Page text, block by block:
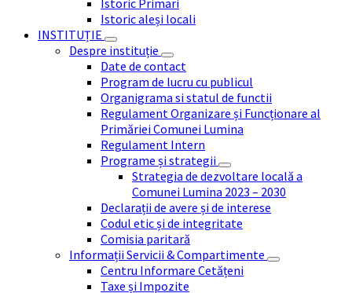
Istoric Primari
Istoric aleși locali
INSTITUȚIE
Despre instituție
Date de contact
Program de lucru cu publicul
Organigrama si statul de functii
Regulament Organizare și Funcționare al
Primăriei Comunei Lumina
Regulament Intern
Programe și strategii
Strategia de dezvoltare locală a
Comunei Lumina 2023 – 2030
Declarații de avere și de interese
Codul etic și de integritate
Comisia paritară
Informații Servicii & Compartimente
Centru Informare Cetățeni
Taxe și Impozite